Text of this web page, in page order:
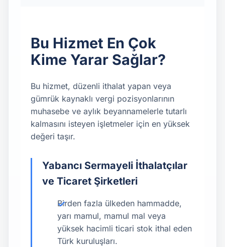
Bu Hizmet En Çok
Kime Yarar Sağlar?
Bu hizmet, düzenli ithalat yapan veya
gümrük kaynaklı vergi pozisyonlarının
muhasebe ve aylık beyannamelerle tutarlı
kalmasını isteyen işletmeler için en yüksek
değeri taşır.
Yabancı Sermayeli İthalatçılar
ve Ticaret Şirketleri
Birden fazla ülkeden hammadde,
yarı mamul, mamul mal veya
yüksek hacimli ticari stok ithal eden
Türk kuruluşları.